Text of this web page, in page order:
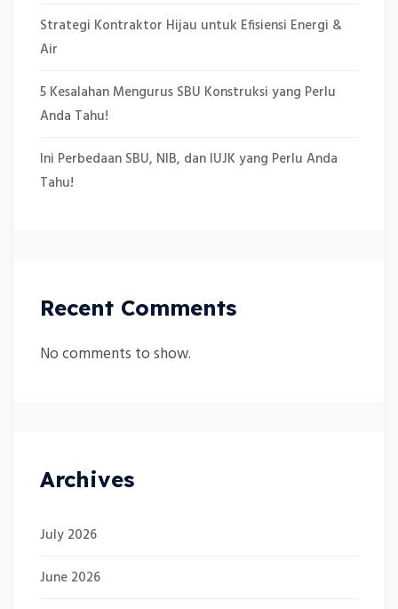
Strategi Kontraktor Hijau untuk Efisiensi Energi &
Air
5 Kesalahan Mengurus SBU Konstruksi yang Perlu
Anda Tahu!
Ini Perbedaan SBU, NIB, dan IUJK yang Perlu Anda
Tahu!
Recent Comments
No comments to show.
Archives
July 2026
June 2026